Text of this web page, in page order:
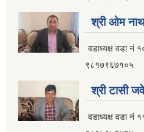
श्री ओम
वडाध्यक्ष वडा नं
९८१७९६७१०५
श्री टासी
वडाध्यक्ष वडा नं